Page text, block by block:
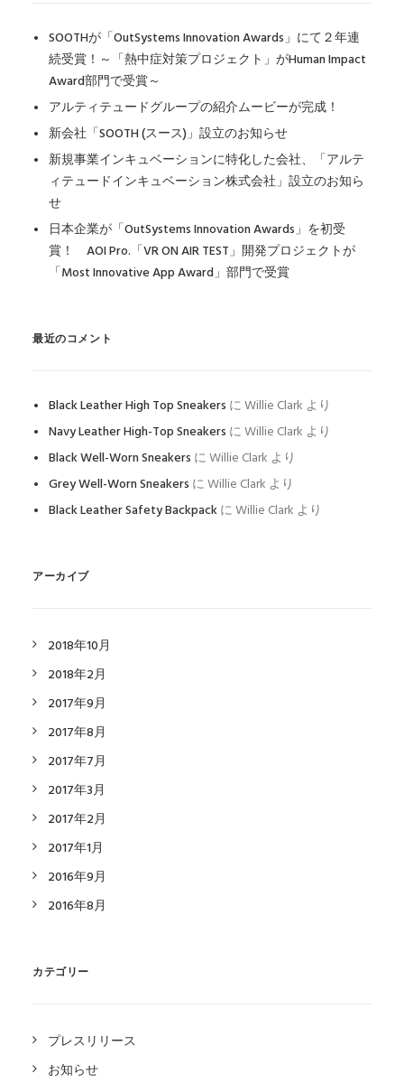
SOOTHが「OutSystems Innovation Awards」にて２年連
続受賞！～「熱中症対策プロジェクト」がHuman Impact
Award部門で受賞～
アルティテュードグループの紹介ムービーが完成！
新会社「SOOTH (スース)」設立のお知らせ
新規事業インキュベーションに特化した会社、「アルテ
ィテュードインキュベーション株式会社」設立のお知ら
せ
日本企業が「OutSystems Innovation Awards」を初受
賞！ AOI Pro.「VR ON AIR TEST」開発プロジェクトが
「Most Innovative App Award」部門で受賞
最近のコメント
Black Leather High Top Sneakers にWillie Clark より
Navy Leather High-Top Sneakers にWillie Clark より
Black Well-Worn Sneakers にWillie Clark より
Grey Well-Worn Sneakers にWillie Clark より
Black Leather Safety BackpackにWillie Clark より
アーカイブ
2018年10月
2018年2月
2017年9月
2017年8月
2017年7月
2017年3月
2017年2月
2017年1月
2016年9月
2016年8月
カテゴリー
プレスリリース
お知らせ